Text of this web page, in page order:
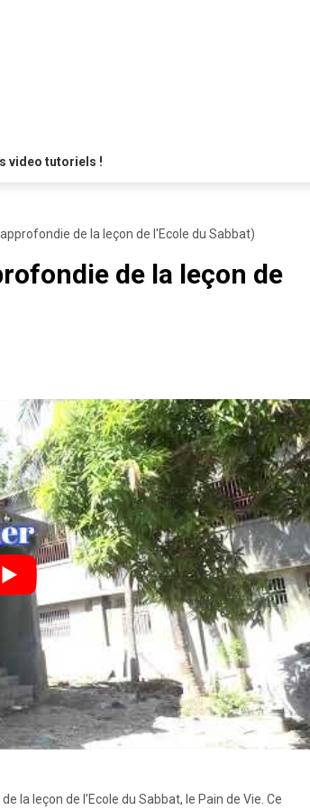
video tutoriels !
approfondie de la leçon de l'Ecole du Sabbat)
de la leçon de
la leçon de l’Ecole du Sabbat, le Pain de Vie. Ce